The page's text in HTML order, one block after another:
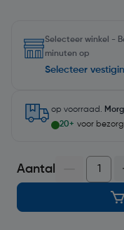
Selecteer winkel -
minuten op
Selecteer
op voorraad.
20+ voor
Aantal